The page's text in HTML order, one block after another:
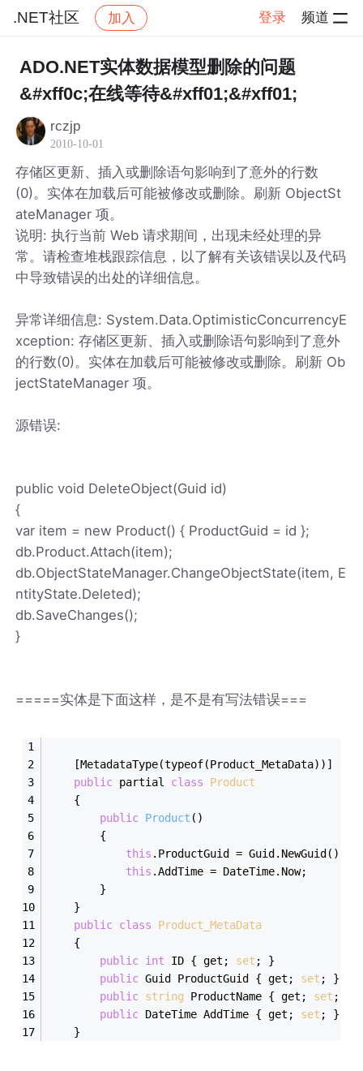
.NET社区 加入 登录 频道
社区 .NET社区 帖子详情
ADO.NET实体数据模型删除的问题
&#xff0c;在线等待&#xff01;&#xff01;
rczjp
2010-10-01
存储区更新、插入或删除语句影响到了意外的行数
(0)。实体在加载后可能被修改或删除。刷新 ObjectSt
ateManager 项。
说明: 执行当前 Web 请求期间，出现未经处理的异
常。请检查堆栈跟踪信息，以了解有关该错误以及代码
中导致错误的出处的详细信息。
异常详细信息: System.Data.OptimisticConcurrencyE
xception: 存储区更新、插入或删除语句影响到了意外
的行数(0)。实体在加载后可能被修改或删除。刷新 Ob
jectStateManager 项。
源错误:
public void DeleteObject(Guid id)
{
var item = new Product() { ProductGuid = id };
db.Product.Attach(item);
db.ObjectStateManager.ChangeObjectState(item, E
ntityState.Deleted);
db.SaveChanges();
}
=====实体是下面这样，是不是有写法错误===
    [MetadataType(typeof(Product_MetaData))]
public partial class
Product
    {
public Product ()
        {
this .ProductGuid = Guid.NewGuid();
this .AddTime = DateTime.Now;
        }
    }
public class
Product_MetaData
    {
public int ID { get; set ; }
public Guid ProductGuid { get; set ; }
public string ProductName { get; set ; }
public DateTime AddTime { get; set ; }
    }